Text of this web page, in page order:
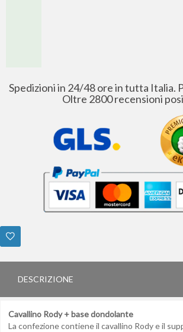
Spedizioni in 24/48 ore in tutta Italia.
Oltre 2800 recensioni
DESCRIZIONE
Cavallino Rody + base dondolante
La confezione contiene il cavallino Rody e il